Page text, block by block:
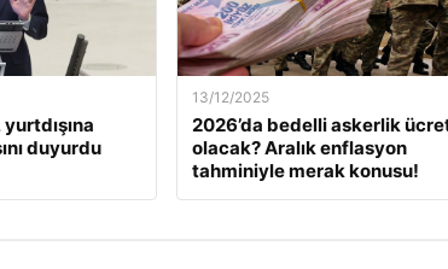
duyurdu
13/12/2025
2026’da bedelli askerlik
olacak? Aralık enflasyon
tahminiyle merak konusu!